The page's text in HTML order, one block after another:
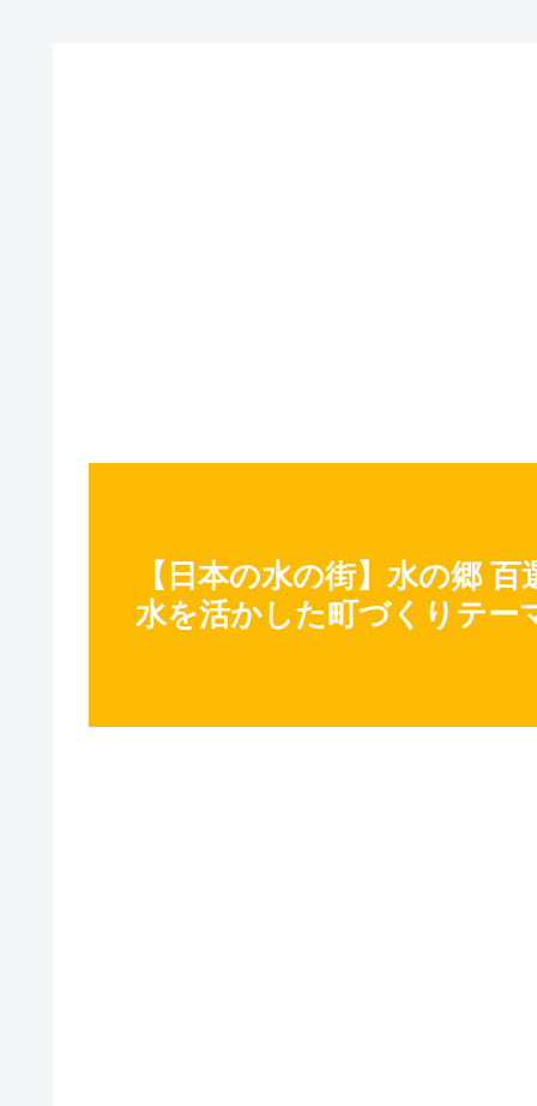
【日本の水の街】水の郷
水を活かした町づくりテー